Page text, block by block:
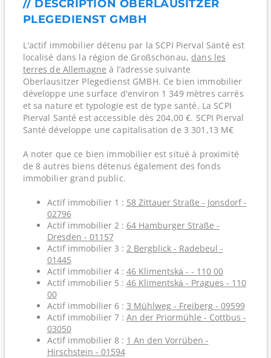
// DESCRIPTION OBERLAUSITZER
PLEGEDIENST GMBH
L'actif immobilier détenu par la SCPI Pierval Santé est
localisé dans la région de Großschönau, dans les
terres de Allemagne à l’adresse suivante
Oberlausitzer Plegedienst GMBH. Ce bien immobilier
développe une surface d'environ 1 349 mètres carrés
et sa nature et typologie est de type santé. La SCPI
Pierval Santé est accessible dès 204,00 €. SCPI Pierval
Santé développe une capitalisation de 3 301,13 M€
A noter que ce bien immobilier est situé à proximité
de 8 autres biens détenus également des fonds
immobilier grand public.
Actif immobilier 1 : 58 Zittauer Straße - Jonsdorf -
02796
Actif immobilier 2 : 64 Hamburger Straße -
Dresden - 01157
Actif immobilier 3 : 2 Bergblick - Radebeul -
01445
Actif immobilier 4 : 46 Klimentská - - 110 00
Actif immobilier 5 : 46 Klimentská - Pragues - 110
00
Actif immobilier 6 : 3 Mühlweg - Freiberg - 09599
Actif immobilier 7 : An der Priormühle - Cottbus -
03050
Actif immobilier 8 : 1 An den Vorrüben -
Hirschstein - 01594